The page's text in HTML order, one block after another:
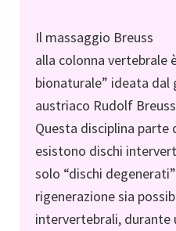
Il massaggio Breuss
alla colonna vertebrale
bionaturale” ideata
austriaco Rudolf
Questa disciplina parte
esistono dischi
solo “dischi
rigenerazione sia
intervertebrali, durante